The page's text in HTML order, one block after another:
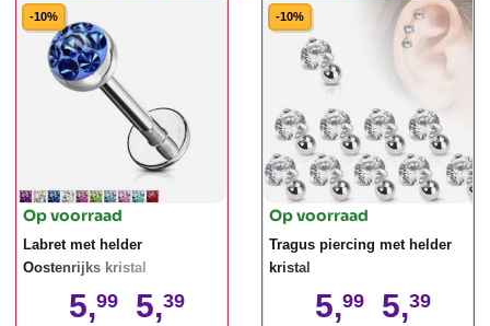
-10%
Op voorraad
Labret met helder
Oostenrijks kristal
5,99 5,39
-10%
Op voorraad
Tragus piercing met helder
kristal
5,99 5,39